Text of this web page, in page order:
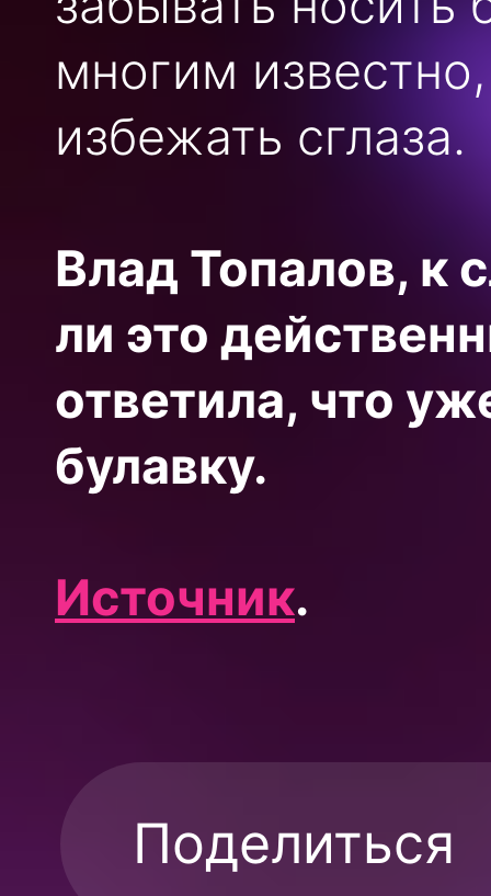
многим
избежать сглаза.
Влад Топалов, к
ли это
ответила, что
булавку.
Источник.
Поделиться